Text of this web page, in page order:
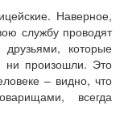
Наверное,
службу проводят
которые
ни произошли. Это
– видно, что
всегда